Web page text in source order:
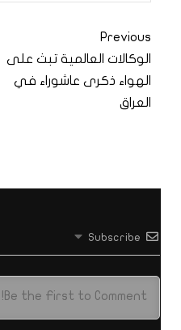
Previous
الوكالات العالمية تبث على
الهواء ذكرى عاشوراء في
العراق
Subscribe